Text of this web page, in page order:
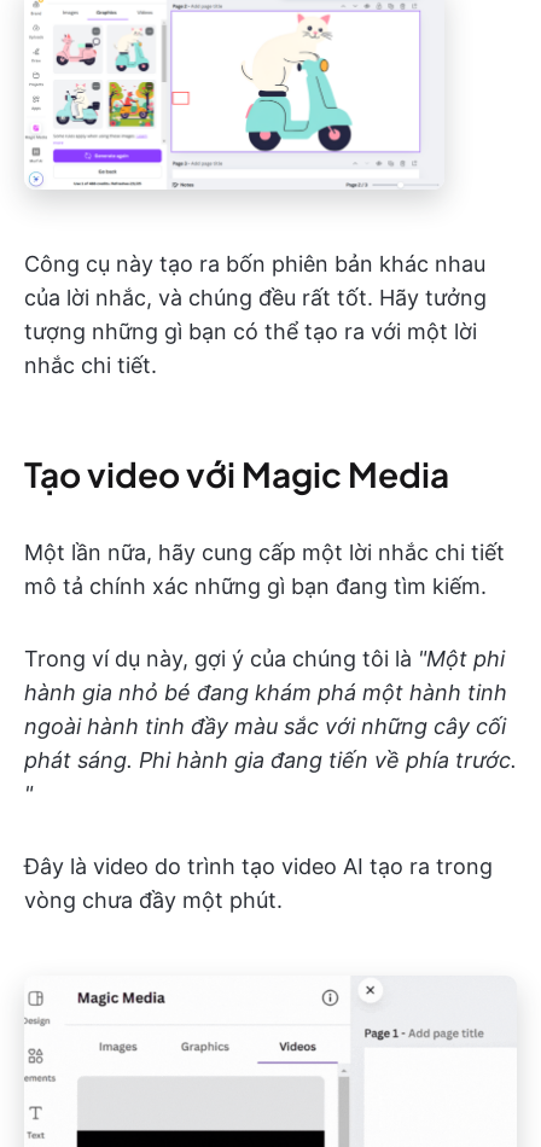
Công cụ này tạo ra bốn phiên bản khác nhau
của lời nhắc, và chúng đều rất tốt. Hãy tưởng
tượng những gì bạn có thể tạo ra với một lời
nhắc chi tiết.
Tạo video với Magic Media
Một lần nữa, hãy cung cấp một lời nhắc chi tiết
mô tả chính xác những gì bạn đang tìm kiếm.
Trong ví dụ này, gợi ý của chúng tôi là "Một phi
hành gia nhỏ bé đang khám phá một hành tinh
ngoài hành tinh đầy màu sắc với những cây cối
phát sáng. Phi hành gia đang tiến về phía trước.
"
Đây là video do trình tạo video AI tạo ra trong
vòng chưa đầy một phút.